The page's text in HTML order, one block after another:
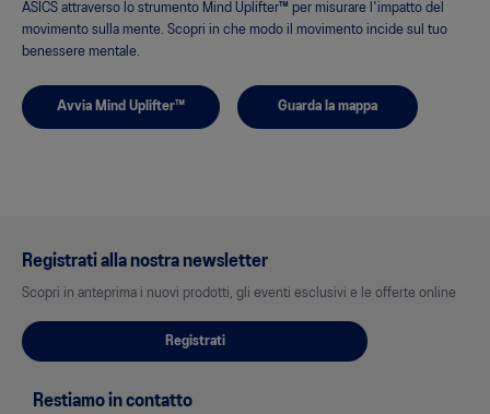
ASICS attraverso lo strumento Mind Uplifter™ per misurare l'impatto del
movimento sulla mente. Scopri in che modo il movimento incide sul tuo
benessere mentale.
Avvia Mind Uplifter™ Guarda la mappa
Registrati alla nostra newsletter
Scopri in anteprima i nuovi prodotti, gli eventi esclusivi e le offerte online
Registrati
Restiamo in contatto